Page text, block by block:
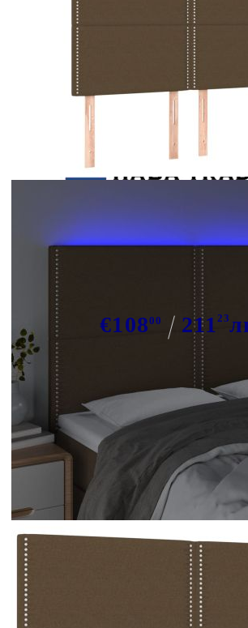
LED горна табла за
плат
€10800 21123
В наличност: 1 бр.
Време за доставка: 5 до 9
Безплатна доставка до адрес при
Цвят:
Материал:
Плат (100% полиестер),
масивна дървесина
EAN code:
8720287289296
Напрежение:
Материал на
пълнежа: